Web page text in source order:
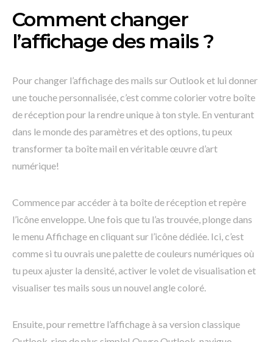
Comment changer
l’affichage des mails ?
Pour changer l’affichage des mails sur Outlook et lui donner
une touche personnalisée, c’est comme colorier votre boîte
de réception pour la rendre unique à ton style. En venturant
dans le monde des paramètres et des options, tu peux
transformer ta boîte mail en véritable œuvre d’art
numérique!
Commence par accéder à ta boîte de réception et repère
l’icône enveloppe. Une fois que tu l’as trouvée, plonge dans
le menu Affichage en cliquant sur l’icône dédiée. Ici, c’est
comme si tu ouvrais une palette de couleurs numériques où
tu peux ajuster la densité, activer le volet de visualisation et
visualiser tes mails sous un nouvel angle coloré.
Ensuite, pour remettre l’affichage à sa version classique